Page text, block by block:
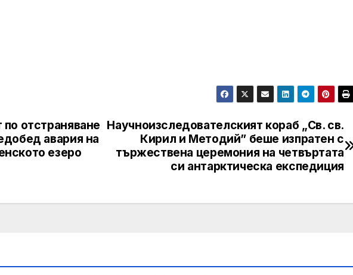
Научноизследователският кораб „Св. св.
Кирил и Методий” беше изпратен с
тържествена церемония на четвъртата
си антарктическа експедиция
отстраняване
авария на
езеро